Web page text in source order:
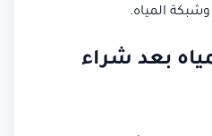
المياه.
بعد شراء